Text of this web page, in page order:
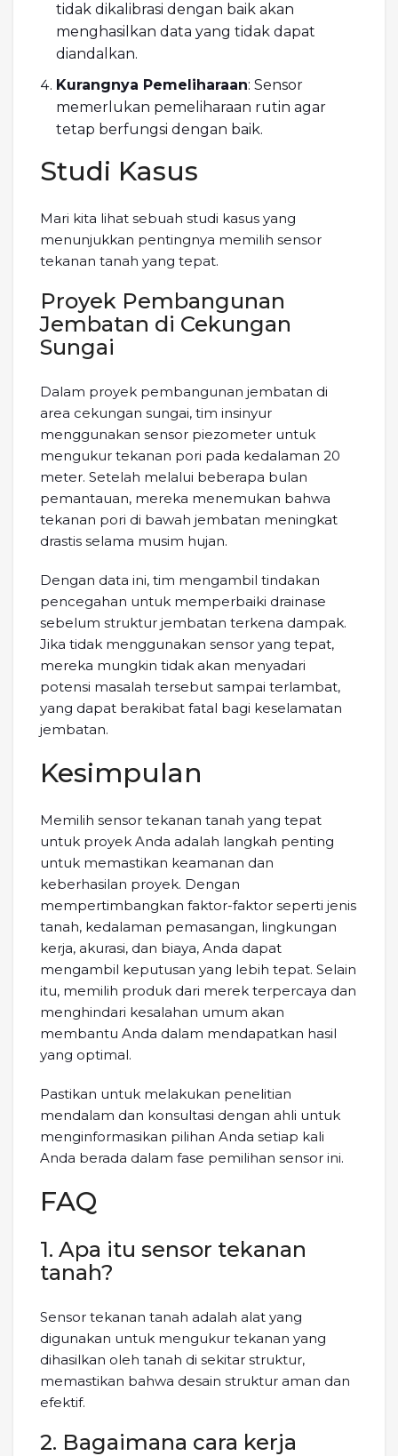
tidak dikalibrasi dengan baik akan
menghasilkan data yang tidak dapat
diandalkan.
Kurangnya Pemeliharaan: Sensor
memerlukan pemeliharaan rutin agar
tetap berfungsi dengan baik.
Studi Kasus
Mari kita lihat sebuah studi kasus yang
menunjukkan pentingnya memilih sensor
tekanan tanah yang tepat.
Proyek Pembangunan
Jembatan di Cekungan
Sungai
Dalam proyek pembangunan jembatan di
area cekungan sungai, tim insinyur
menggunakan sensor piezometer untuk
mengukur tekanan pori pada kedalaman 20
meter. Setelah melalui beberapa bulan
pemantauan, mereka menemukan bahwa
tekanan pori di bawah jembatan meningkat
drastis selama musim hujan.
Dengan data ini, tim mengambil tindakan
pencegahan untuk memperbaiki drainase
sebelum struktur jembatan terkena dampak.
Jika tidak menggunakan sensor yang tepat,
mereka mungkin tidak akan menyadari
potensi masalah tersebut sampai terlambat,
yang dapat berakibat fatal bagi keselamatan
jembatan.
Kesimpulan
Memilih sensor tekanan tanah yang tepat
untuk proyek Anda adalah langkah penting
untuk memastikan keamanan dan
keberhasilan proyek. Dengan
mempertimbangkan faktor-faktor seperti jenis
tanah, kedalaman pemasangan, lingkungan
kerja, akurasi, dan biaya, Anda dapat
mengambil keputusan yang lebih tepat. Selain
itu, memilih produk dari merek terpercaya dan
menghindari kesalahan umum akan
membantu Anda dalam mendapatkan hasil
yang optimal.
Pastikan untuk melakukan penelitian
mendalam dan konsultasi dengan ahli untuk
menginformasikan pilihan Anda setiap kali
Anda berada dalam fase pemilihan sensor ini.
FAQ
1. Apa itu sensor tekanan
tanah?
Sensor tekanan tanah adalah alat yang
digunakan untuk mengukur tekanan yang
dihasilkan oleh tanah di sekitar struktur,
memastikan bahwa desain struktur aman dan
efektif.
2. Bagaimana cara kerja